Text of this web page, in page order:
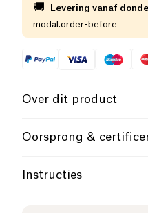
🚚 Levering vanaf
modal.order-before
Over dit product
Vegan
Oorsprong &
Instructies